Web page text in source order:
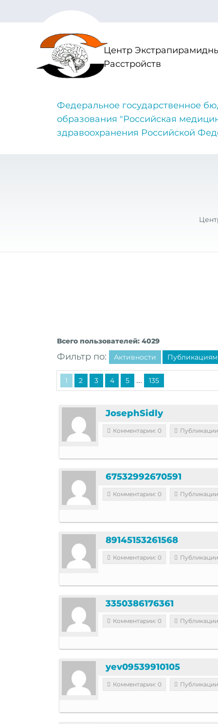
Центр
Расстройств
Федеральное государственное
образования "Российская
здравоохранения Российской
Всего пользователей: 4029
Фильтр по: Активности Публикациям
1 2 3 4 5 ... 135
JosephSidly
Комментарии: 0
67532992670591
Комментарии: 0
89145153261568
Комментарии: 0
3350386176361
Комментарии: 0
yev09539910105
Комментарии: 0